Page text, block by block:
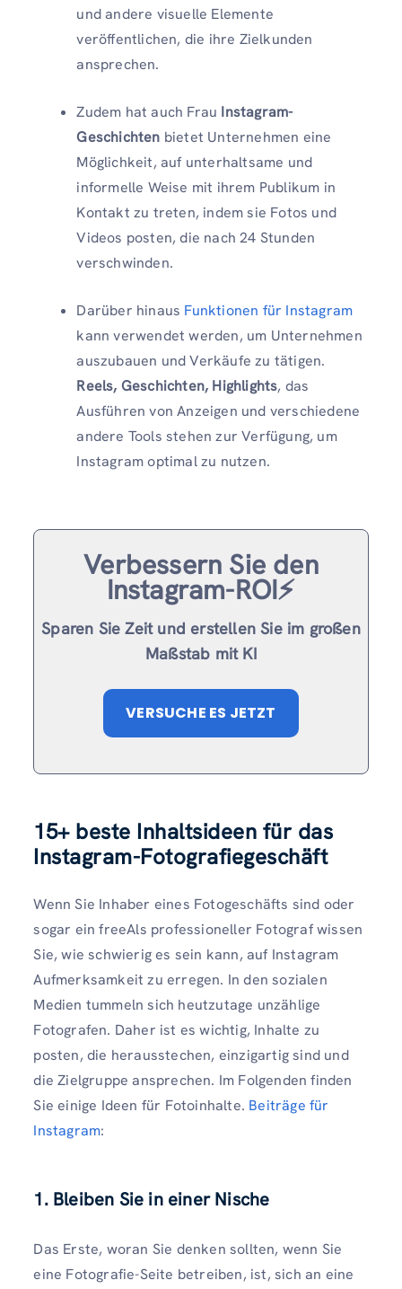
und andere visuelle Elemente
veröffentlichen, die ihre Zielkunden
ansprechen.
Zudem hat auch Frau Instagram-
Geschichten bietet Unternehmen eine
Möglichkeit, auf unterhaltsame und
informelle Weise mit ihrem Publikum in
Kontakt zu treten, indem sie Fotos und
Videos posten, die nach 24 Stunden
verschwinden.
Darüber hinaus Funktionen für Instagram
kann verwendet werden, um Unternehmen
auszubauen und Verkäufe zu tätigen.
Reels, Geschichten, Highlights, das
Ausführen von Anzeigen und verschiedene
andere Tools stehen zur Verfügung, um
Instagram optimal zu nutzen.
Verbessern Sie den
Instagram-ROI⚡️
Sparen Sie Zeit und erstellen Sie im großen
Maßstab mit KI
VERSUCHE ES JETZT
15+ beste Inhaltsideen für das
Instagram-Fotografiegeschäft
Wenn Sie Inhaber eines Fotogeschäfts sind oder
sogar ein freeAls professioneller Fotograf wissen
Sie, wie schwierig es sein kann, auf Instagram
Aufmerksamkeit zu erregen. In den sozialen
Medien tummeln sich heutzutage unzählige
Fotografen. Daher ist es wichtig, Inhalte zu
posten, die herausstechen, einzigartig sind und
die Zielgruppe ansprechen. Im Folgenden finden
Sie einige Ideen für Fotoinhalte. Beiträge für
Instagram:
1. Bleiben Sie in einer Nische
Das Erste, woran Sie denken sollten, wenn Sie
eine Fotografie-Seite betreiben, ist, sich an eine